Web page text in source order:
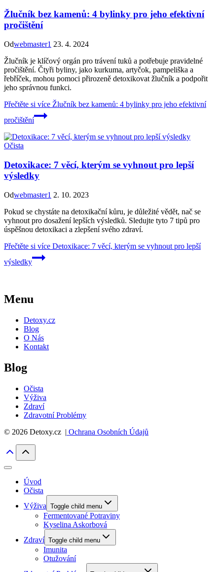
Žlučník bez kamenů: 4 bylinky pro jeho efektivní
pročištění
Odwebmaster1 23. 4. 2024
Žlučník je klíčový orgán pro trávení tuků a potřebuje pravidelné
pročištění. Čtyři byliny, jako kurkuma, artyčok, pampeliška a
řebříček, mohou pomoci přirozeně detoxikovat žlučník a podpořit
jeho správnou funkci.
Přečtěte si více Žlučník bez kamenů: 4 bylinky pro jeho efektivní
pročištění
Očista
Detoxikace: 7 věcí, kterým se vyhnout pro lepší
výsledky
Odwebmaster1 2. 10. 2023
Pokud se chystáte na detoxikační kůru, je důležité vědět, nač se
vyhnout pro dosažení lepších výsledků. Sledujte tyto 7 tipů pro
úspěšnou detoxikaci a zlepšení svého zdraví.
Přečtěte si více Detoxikace: 7 věcí, kterým se vyhnout pro lepší
výsledky
Menu
Detoxy.cz
Blog
O Nás
Kontakt
Blog
Očista
Výživa
Zdraví
Zdravotní Problémy
© 2026 Detoxy.cz | Ochrana Osobních Údajů
Úvod
Očista
Výživa Toggle child menu
Fermentované Potraviny
Kyselina Askorbová
Zdraví Toggle child menu
Imunita
Otužování